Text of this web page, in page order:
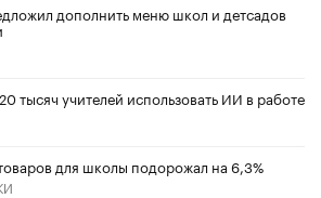
дополнить меню школ и детсадов
тысяч учителей использовать ИИ в работе
для школы подорожал на 6,3%